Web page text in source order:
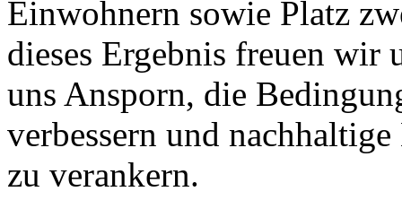
Einwohnern sowie Platz
dieses Ergebnis freuen wir
uns Ansporn, die
verbessern und
zu verankern.